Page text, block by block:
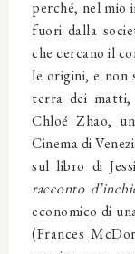
perché, nel mio
fuori dalla
che cercano il
le origini, e
terra dei matti,
Chloé Zhao,
Cinema di
sul libro di
racconto
economico di
(Frances